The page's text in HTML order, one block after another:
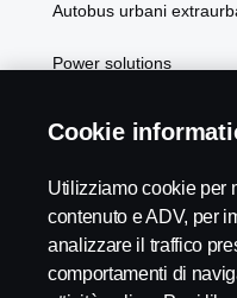
Autobus urbani
Power solutions
Scania in Your
Cookie
Utilizziamo cookie per
contenuto e ADV, per
analizzare il traffico
comportamenti di